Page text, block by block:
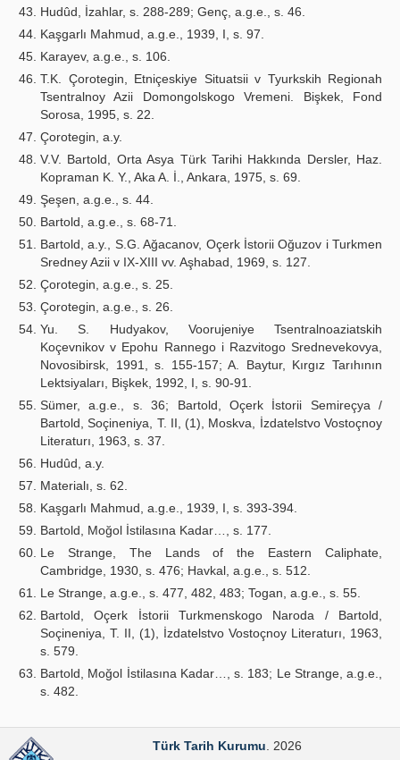
Hudûd, İzahlar, s. 288-289; Genç, a.g.e., s. 46.
Kaşgarlı Mahmud, a.g.e., 1939, I, s. 97.
Karayev, a.g.e., s. 106.
T.K. Çorotegin, Etniçeskiye Situatsii v Tyurkskih Regionah
Tsentralnoy Azii Domongolskogo Vremeni. Bişkek, Fond
Sorosa, 1995, s. 22.
Çorotegin, a.y.
V.V. Bartold, Orta Asya Türk Tarihi Hakkında Dersler, Haz.
Kopraman K. Y., Aka A. İ., Ankara, 1975, s. 69.
Şeşen, a.g.e., s. 44.
Bartold, a.g.e., s. 68-71.
Bartold, a.y., S.G. Ağacanov, Oçerk İstorii Oğuzov i Turkmen
Sredney Azii v IX-XIII vv. Aşhabad, 1969, s. 127.
Çorotegin, a.g.e., s. 25.
Çorotegin, a.g.e., s. 26.
Yu. S. Hudyakov, Voorujeniye Tsentralnoaziatskih
Koçevnikov v Epohu Rannego i Razvitogo Srednevekovya,
Novosibirsk, 1991, s. 155-157; A. Baytur, Kırgız Tarıhının
Lektsiyaları, Bişkek, 1992, I, s. 90-91.
Sümer, a.g.e., s. 36; Bartold, Oçerk İstorii Semireçya /
Bartold, Soçineniya, T. II, (1), Moskva, İzdatelstvo Vostoçnoy
Literaturı, 1963, s. 37.
Hudûd, a.y.
Materialı, s. 62.
Kaşgarlı Mahmud, a.g.e., 1939, I, s. 393-394.
Bartold, Moğol İstilasına Kadar…, s. 177.
Le Strange, The Lands of the Eastern Caliphate,
Cambridge, 1930, s. 476; Havkal, a.g.e., s. 512.
Le Strange, a.g.e., s. 477, 482, 483; Togan, a.g.e., s. 55.
Bartold, Oçerk İstorii Turkmenskogo Naroda / Bartold,
Soçineniya, T. II, (1), İzdatelstvo Vostoçnoy Literaturı, 1963,
s. 579.
Bartold, Moğol İstilasına Kadar…, s. 183; Le Strange, a.g.e.,
s. 482.
Türk Tarih Kurumu . 2026